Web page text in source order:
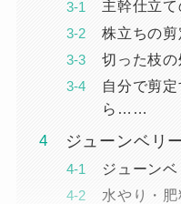
主幹仕立
株立ちの
切った枝の
自分で剪
ら……
ジューンベリ
ジューン
水やり・肥